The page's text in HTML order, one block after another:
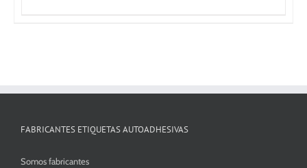
FABRICANTES ETIQUETAS AUTOADHESIVAS
Somos fabricantes